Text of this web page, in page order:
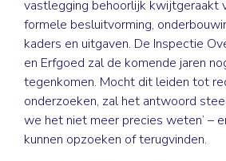
vastlegging behoorlijk kwijtgeraakt
formele besluitvorming,
kaders en uitgaven. De Inspectie
en Erfgoed zal de komende jaren
tegenkomen. Mocht dit leiden tot
onderzoeken, zal het antwoord
we het niet meer precies weten’ –
kunnen opzoeken of terugvinden.